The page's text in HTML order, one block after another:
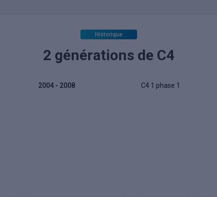
Historique
2 générations de C4
2004 - 2008 C4 1 phase 1